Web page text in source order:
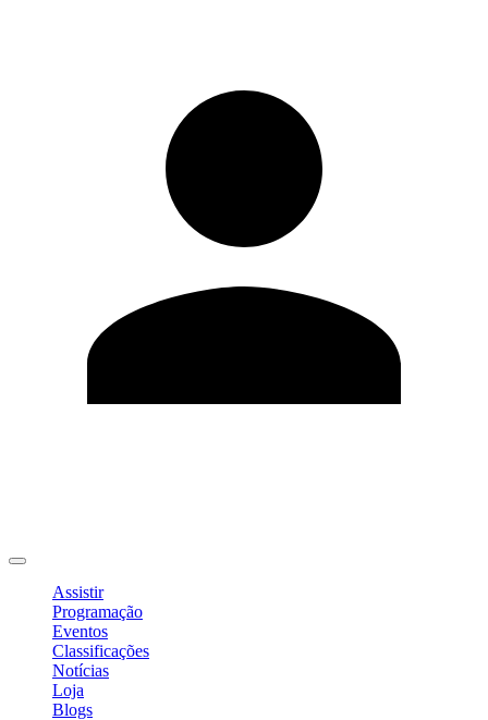
Assistir
Programação
Eventos
Classificações
Notícias
Loja
Blogs